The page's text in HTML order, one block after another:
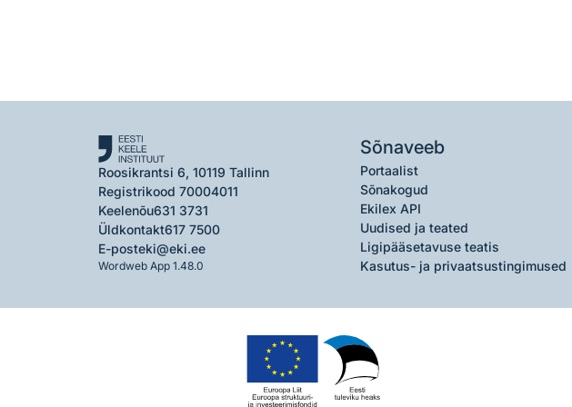
Roosikrantsi 6, 10119 Tallinn
Registrikood 70004011
Keelenõu631 3731
Üldkontakt617 7500
E-posteki@eki.ee
Wordweb App 1.48.0
Sõnaveeb
Portaalist
Sõnakogud
Ekilex API
Uudised ja teated
Ligipääsetavuse teatis
Kasutus- ja privaatsustingimused